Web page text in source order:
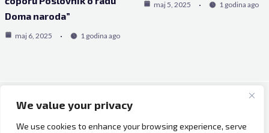
We value your privacy
We use cookies to enhance your browsing experience, serve
Doma naroda”
maj 6, 2025 1 godina ago
maj 5, 2025 1 godina ago
Copyright © 2026 Bh Dijaspora.
O nama